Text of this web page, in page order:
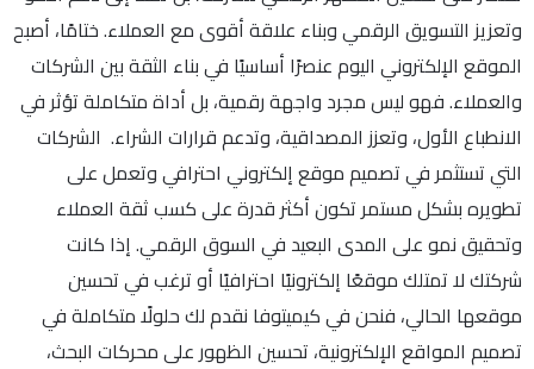
وتعزيز التسويق الرقمي وبناء علاقة أقوى مع العملاء. ختامًا، أصبح
الموقع الإلكتروني اليوم عنصرًا أساسيًا في بناء الثقة بين الشركات
والعملاء. فهو ليس مجرد واجهة رقمية، بل أداة متكاملة تؤثر في
الانطباع الأول، وتعزز المصداقية، وتدعم قرارات الشراء. الشركات
التي تستثمر في تصميم موقع إلكتروني احترافي وتعمل على
تطويره بشكل مستمر تكون أكثر قدرة على كسب ثقة العملاء
وتحقيق نمو على المدى البعيد في السوق الرقمي. إذا كانت
شركتك لا تمتلك موقعًا إلكترونيًا احترافيًا أو ترغب في تحسين
موقعها الحالي، فنحن في كيميتوفا نقدم لك حلولًا متكاملة في
تصميم المواقع الإلكترونية، تحسين الظهور على محركات البحث،